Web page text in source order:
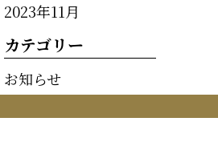
2023年11月
カテゴリー
お知らせ